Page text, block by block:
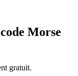
Morse
gratuit.